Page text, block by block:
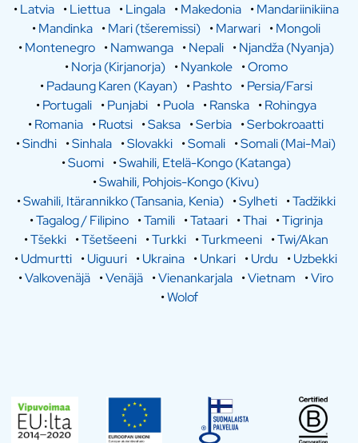
•Latvia •Liettua •Lingala •Makedonia •Mandariinikiina
•Mandinka •Mari (tšeremissi) •Marwari •Mongoli
•Montenegro •Namwanga •Nepali •Njandža (Nyanja)
•Norja (Kirjanorja) •Nyankole •Oromo
•Padaung Karen (Kayan) •Pashto •Persia/Farsi
•Portugali •Punjabi •Puola •Ranska •Rohingya
•Romania •Ruotsi •Saksa •Serbia •Serbokroaatti
•Sindhi •Sinhala •Slovakki •Somali •Somali (Mai-Mai)
•Suomi •Swahili, Etelä-Kongo (Katanga)
•Swahili, Pohjois-Kongo (Kivu)
•Swahili, Itärannikko (Tansania, Kenia) •Sylheti •Tadžikki
•Tagalog / Filipino •Tamili •Tataari •Thai •Tigrinja
•Tšekki •Tšetšeeni •Turkki •Turkmeeni •Twi/Akan
•Udmurtti •Uiguuri •Ukraina •Unkari •Urdu •Uzbekki
•Valkovenäjä •Venäjä •Vienankarjala •Vietnam •Viro
•Wolof